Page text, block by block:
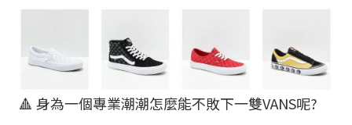
🔺 身為一個專業潮潮怎麼能不敗下一雙VANS呢?